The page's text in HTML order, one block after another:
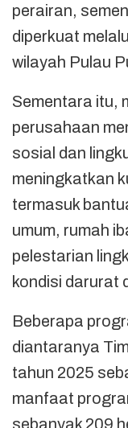
perairan,
diperkuat
wilayah Pulau
Sementara itu,
perusahaan
sosial dan
meningkatkan
termasuk
umum, rumah
pelestarian
kondisi darurat
Beberapa
diantaranya
tahun 2025
manfaat
sebanyak 209